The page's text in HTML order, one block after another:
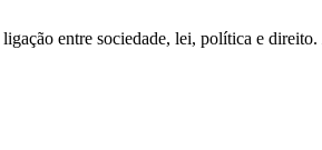
entre sociedade, lei, política e direito.